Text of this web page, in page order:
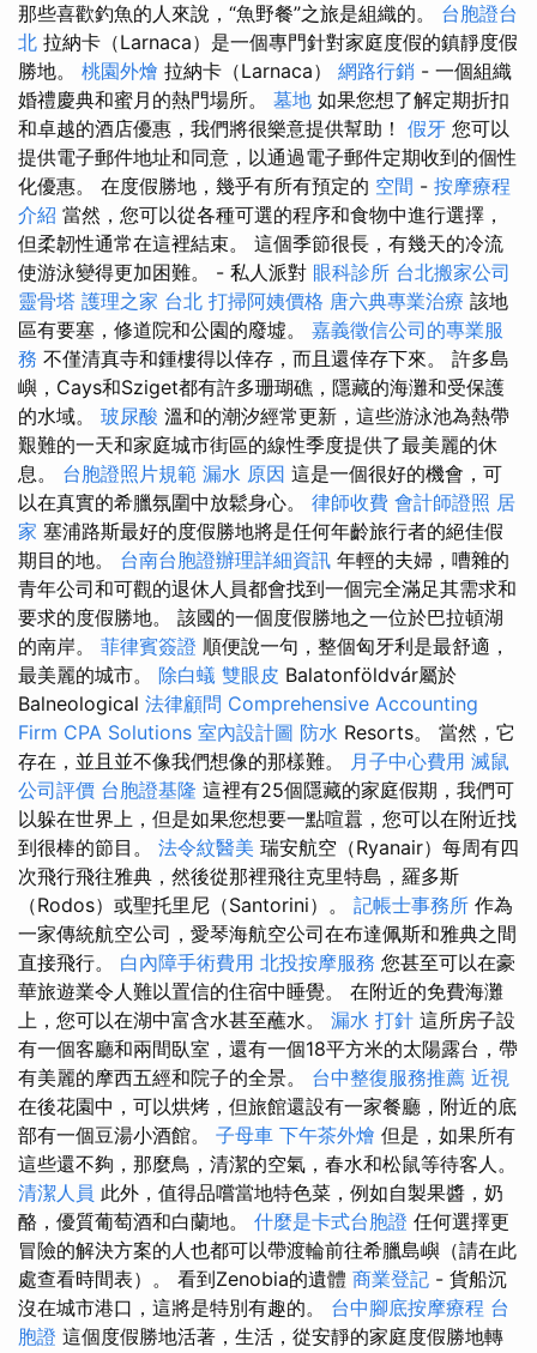
那些喜歡釣魚的人來說，“魚野餐”之旅是組織的。 台胞證台
北 拉納卡（Larnaca）是一個專門針對家庭度假的鎮靜度假
勝地。 桃園外燴 拉納卡（Larnaca） 網路行銷 - 一個組織
婚禮慶典和蜜月的熱門場所。 墓地 如果您想了解定期折扣
和卓越的酒店優惠，我們將很樂意提供幫助！ 假牙 您可以
提供電子郵件地址和同意，以通過電子郵件定期收到的個性
化優惠。 在度假勝地，幾乎有所有預定的 空間 - 按摩療程
介紹 當然，您可以從各種可選的程序和食物中進行選擇，
但柔韌性通常在這裡結束。 這個季節很長，有幾天的冷流
使游泳變得更加困難。 - 私人派對 眼科診所 台北搬家公司
靈骨塔 護理之家 台北 打掃阿姨價格 唐六典專業治療 該地
區有要塞，修道院和公園的廢墟。 嘉義徵信公司的專業服
務 不僅清真寺和鍾樓得以倖存，而且還倖存下來。 許多島
嶼，Cays和Sziget都有許多珊瑚礁，隱藏的海灘和受保護
的水域。 玻尿酸 溫和的潮汐經常更新，這些游泳池為熱帶
艱難的一天和家庭城市街區的線性季度提供了最美麗的休
息。 台胞證照片規範 漏水 原因 這是一個很好的機會，可
以在真實的希臘氛圍中放鬆身心。 律師收費 會計師證照 居
家 塞浦路斯最好的度假勝地將是任何年齡旅行者的絕佳假
期目的地。 台南台胞證辦理詳細資訊 年輕的夫婦，嘈雜的
青年公司和可觀的退休人員都會找到一個完全滿足其需求和
要求的度假勝地。 該國的一個度假勝地之一位於巴拉頓湖
的南岸。 菲律賓簽證 順便說一句，整個匈牙利是最舒適，
最美麗的城市。 除白蟻 雙眼皮 Balatonföldvár屬於
Balneological 法律顧問 Comprehensive Accounting
Firm CPA Solutions 室內設計圖 防水 Resorts。 當然，它
存在，並且並不像我們想像的那樣難。 月子中心費用 滅鼠
公司評價 台胞證基隆 這裡有25個隱藏的家庭假期，我們可
以躲在世界上，但是如果您想要一點喧囂，您可以在附近找
到很棒的節目。 法令紋醫美 瑞安航空（Ryanair）每周有四
次飛行飛往雅典，然後從那裡飛往克里特島，羅多斯
（Rodos）或聖托里尼（Santorini）。 記帳士事務所 作為
一家傳統航空公司，愛琴海航空公司在布達佩斯和雅典之間
直接飛行。 白內障手術費用 北投按摩服務 您甚至可以在豪
華旅遊業令人難以置信的住宿中睡覺。 在附近的免費海灘
上，您可以在湖中富含水甚至蘸水。 漏水 打針 這所房子設
有一個客廳和兩間臥室，還有一個18平方米的太陽露台，帶
有美麗的摩西五經和院子的全景。 台中整復服務推薦 近視
在後花園中，可以烘烤，但旅館還設有一家餐廳，附近的底
部有一個豆湯小酒館。 子母車 下午茶外燴 但是，如果所有
這些還不夠，那麼鳥，清潔的空氣，春水和松鼠等待客人。
清潔人員 此外，值得品嚐當地特色菜，例如自製果醬，奶
酪，優質葡萄酒和白蘭地。 什麼是卡式台胞證 任何選擇更
冒險的解決方案的人也都可以帶渡輪前往希臘島嶼（請在此
處查看時間表）。 看到Zenobia的遺體 商業登記 - 貨船沉
沒在城市港口，這將是特別有趣的。 台中腳底按摩療程 台
胞證 這個度假勝地活著，生活，從安靜的家庭度假勝地轉